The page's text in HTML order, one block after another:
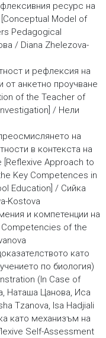
ресурс на
[Conceptual Model of
Pedagogical
/ Diana Zhelezova-
и рефлексия на
от анкетно проучване
of the Teacher of
/ Нели
на
в контекста на
Approach to
Key Competences in
Education] / Сийка
Kostova
и компетенции на
Competencies of the
като
по биология)
(In Case of
Наташа Цанова, Иса
Tzanova, Isa Hadjiali
като механизъм на
Self-Assessment